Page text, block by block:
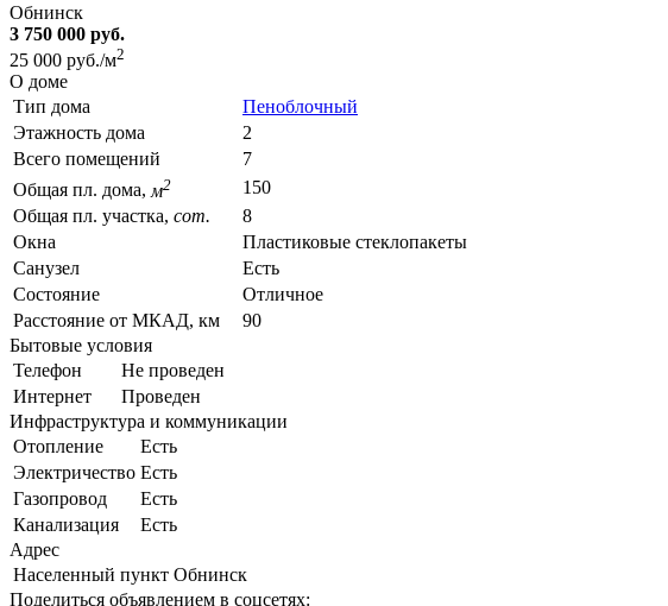
Обнинск
3 750 000 руб.
25 000 руб./м2
О доме
Тип дома
Пеноблочный
Этажность дома
2
Всего помещений
7
Общая пл. дома, м2
150
Общая пл. участка, сот.
8
Окна
Пластиковые стеклопакеты
Санузел
Есть
Состояние
Отличное
Расстояние от МКАД, км
90
Бытовые условия
Телефон
Не проведен
Интернет
Проведен
Инфраструктура и коммуникации
Отопление
Есть
Электричество Есть
Газопровод
Есть
Канализация
Есть
Адрес
Населенный пункт Обнинск
Поделиться объявлением в соцсетях: